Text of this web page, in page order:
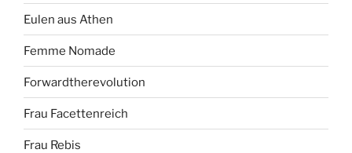
Eulen aus Athen
Femme Nomade
Forwardtherevolution
Frau Facettenreich
Frau Rebis